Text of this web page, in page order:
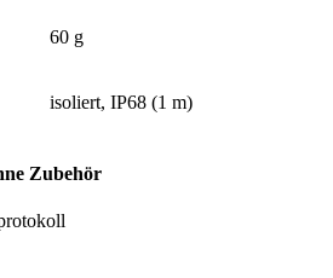
60 g
isoliert, IP68 (1 m)
Zubehör